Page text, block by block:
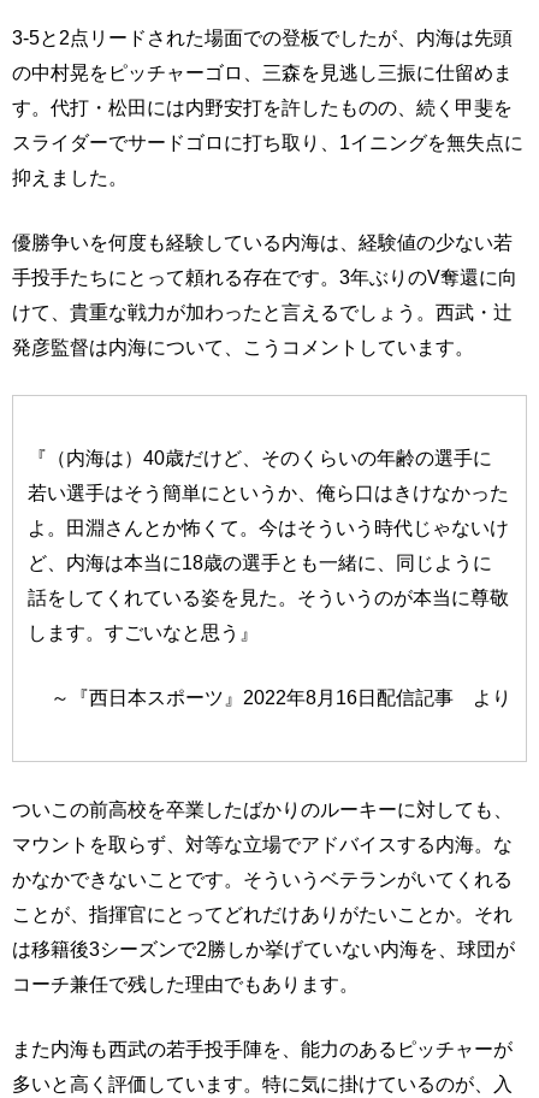
3-5と2点リードされた場面での登板でしたが、内海は先頭
の中村晃をピッチャーゴロ、三森を見逃し三振に仕留めま
す。代打・松田には内野安打を許したものの、続く甲斐を
スライダーでサードゴロに打ち取り、1イニングを無失点に
抑えました。
優勝争いを何度も経験している内海は、経験値の少ない若
手投手たちにとって頼れる存在です。3年ぶりのV奪還に向
けて、貴重な戦力が加わったと言えるでしょう。西武・辻
発彦監督は内海について、こうコメントしています。
『（内海は）40歳だけど、そのくらいの年齢の選手に
若い選手はそう簡単にというか、俺ら口はきけなかった
よ。田淵さんとか怖くて。今はそういう時代じゃないけ
ど、内海は本当に18歳の選手とも一緒に、同じように
話をしてくれている姿を見た。そういうのが本当に尊敬
します。すごいなと思う』
～『西日本スポーツ』2022年8月16日配信記事 より
ついこの前高校を卒業したばかりのルーキーに対しても、
マウントを取らず、対等な立場でアドバイスする内海。な
かなかできないことです。そういうベテランがいてくれる
ことが、指揮官にとってどれだけありがたいことか。それ
は移籍後3シーズンで2勝しか挙げていない内海を、球団が
コーチ兼任で残した理由でもあります。
また内海も西武の若手投手陣を、能力のあるピッチャーが
多いと高く評価しています。特に気に掛けているのが、入